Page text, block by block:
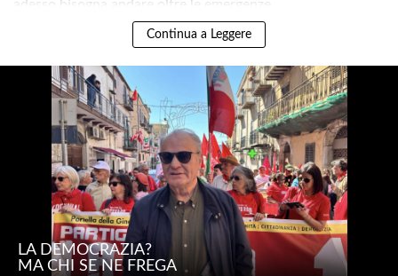
adesso bisogna andare oltre le emergenze..
Continua a Leggere
LA DEMOCRAZIA?
MA CHI SE NE FREGA